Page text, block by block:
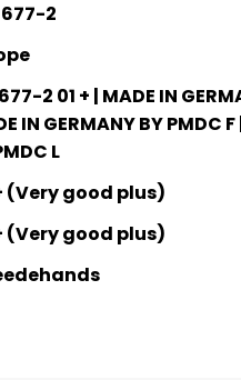
2
2 01 + | MADE IN
IN GERMANY BY PMDC
L
(Very good plus)
(Very good plus)